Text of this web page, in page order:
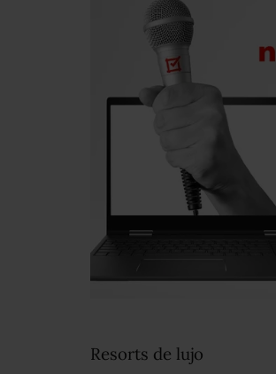
Resorts de lujo